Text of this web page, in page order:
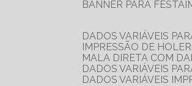
BANNER PARA FESTA
DADOS VARIÁVEIS
IMPRESSÃO DE
MALA DIRETA COM
DADOS VARIÁVEIS
DADOS VARIÁVEIS